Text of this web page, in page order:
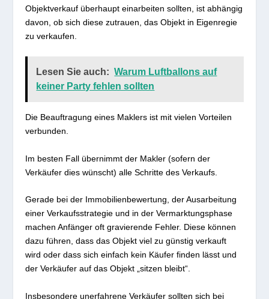
Objektverkauf überhaupt einarbeiten sollten, ist abhängig
davon, ob sich diese zutrauen, das Objekt in Eigenregie
zu verkaufen.
Lesen Sie auch: Warum Luftballons auf
keiner Party fehlen sollten
Die Beauftragung eines Maklers ist mit vielen Vorteilen
verbunden.
Im besten Fall übernimmt der Makler (sofern der
Verkäufer dies wünscht) alle Schritte des Verkaufs.
Gerade bei der Immobilienbewertung, der Ausarbeitung
einer Verkaufsstrategie und in der Vermarktungsphase
machen Anfänger oft gravierende Fehler. Diese können
dazu führen, dass das Objekt viel zu günstig verkauft
wird oder dass sich einfach kein Käufer finden lässt und
der Verkäufer auf das Objekt „sitzen bleibt“.
Insbesondere unerfahrene Verkäufer sollten sich bei